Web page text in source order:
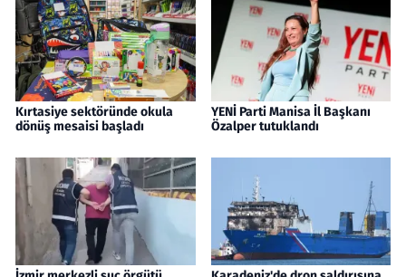
Kırtasiye sektöründe okula
dönüş mesaisi başladı
YENİ Parti Manisa İl Başkanı
Özalper tutuklandı